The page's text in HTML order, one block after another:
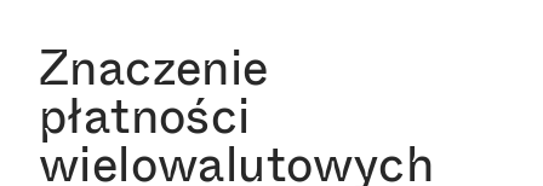
Znaczenie
płatności
wielowalutowych